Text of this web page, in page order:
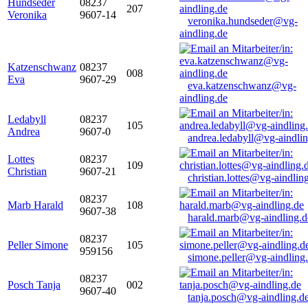
Hundseder
Veronika
08237
9607-14
207
veronika.hundseder@vg-
aindling.de
Katzenschwanz
Eva
08237
9607-29
008
eva.katzenschwanz@vg-
aindling.de
Ledabyll
Andrea
08237
9607-0
105
andrea.ledabyll@vg-
Lottes
Christian
08237
9607-21
109
christian.lottes@vg-
Marb Harald
08237
9607-38
108
harald.marb@vg-
Peller Simone
08237
959156
105
simone.peller@vg-
Posch Tanja
08237
9607-40
002
tanja.posch@vg-